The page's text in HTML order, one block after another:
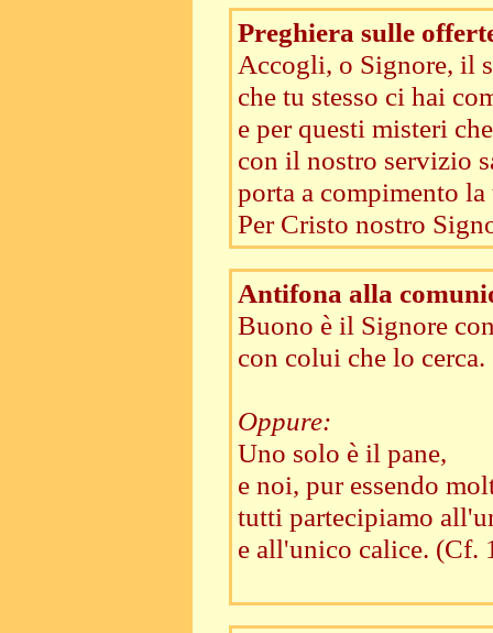
Preghiera sulle
Accogli, o Signore, il
che tu stesso ci hai
e per questi misteri
con il nostro servizio
porta a compimento
Per Cristo nostro
Antifona alla
Buono è il Signore
con colui che lo
Oppure:
Uno solo è il pane,
e noi, pur essendo
tutti partecipiamo
e all'unico calice. (Cf.